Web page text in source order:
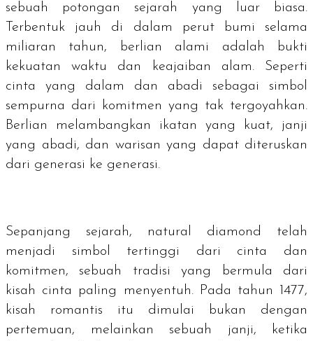
sebuah potongan sejarah yang luar biasa.
Terbentuk jauh di dalam perut bumi selama
miliaran tahun, berlian alami adalah bukti
kekuatan waktu dan keajaiban alam. Seperti
cinta yang dalam dan abadi sebagai simbol
sempurna dari komitmen yang tak tergoyahkan.
Berlian melambangkan ikatan yang kuat, janji
yang abadi, dan warisan yang dapat diteruskan
dari generasi ke generasi.
Sepanjang sejarah, natural diamond telah
menjadi simbol tertinggi dari cinta dan
komitmen, sebuah tradisi yang bermula dari
kisah cinta paling menyentuh. Pada tahun 1477,
kisah romantis itu dimulai bukan dengan
pertemuan, melainkan sebuah janji, ketika